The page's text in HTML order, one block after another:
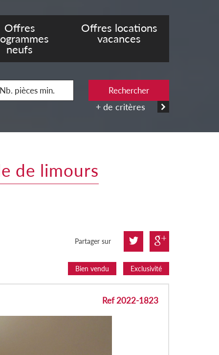
Offres
neufs
Offres locations
vacances
Rechercher
+ de critères
de limours
Partager sur
Bien vendu Exclusivité
Ref 2022-1823